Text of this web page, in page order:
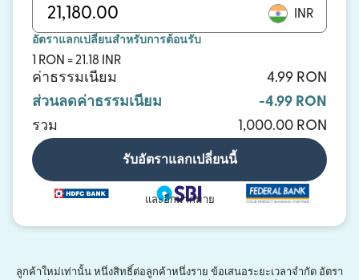
INR
อัตราแลกเปลี่ยนสำหรับการต้อนรับ
1 RON = 21.18 INR
ค่าธรรมเนียม
4.99 RON
ส่วนลดค่าธรรมเนียม
-4.99 RON
รวม
1,000.00 RON
รับอัตราแลกเปลี่ยนนี้
และอีกมากมาย
ลูกค้าใหม่เท่านั้น หนึ่งสิทธิ์ต่อลูกค้าหนึ่งราย ข้อเสนอระยะเวลาจำกัด อัตรา